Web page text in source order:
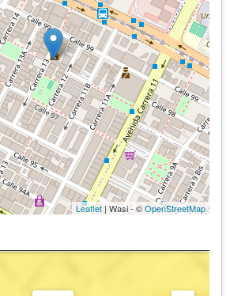
Leaflet | Wasi - ©OpenStreetMap